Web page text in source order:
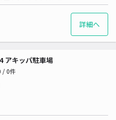
詳細へ
アキッパ駐車場
/ 0件